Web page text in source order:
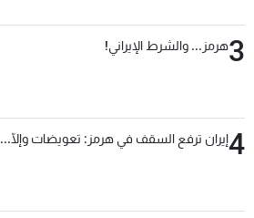
3هرمز... والشرط الإيراني!
4إيران ترفع السقف في هرمز: تعويضات وإلّا...